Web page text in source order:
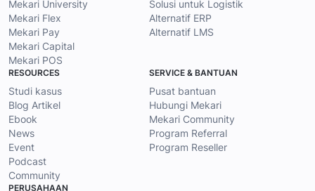
Mekari University
Mekari Flex
Mekari Pay
Mekari Capital
Mekari POS
Solusi untuk Logistik
Alternatif ERP
Alternatif LMS
RESOURCES
Studi kasus
Blog Artikel
Ebook
News
Event
Podcast
Community
SERVICE & BANTUAN
Pusat bantuan
Hubungi Mekari
Mekari Community
Program Referral
Program Reseller
PERUSAHAAN